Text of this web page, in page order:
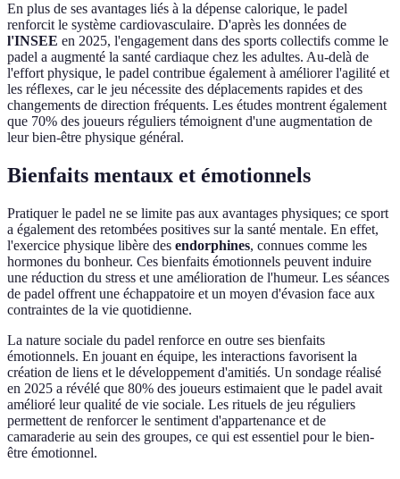
En plus de ses avantages liés à la dépense calorique, le padel
renforcit le système cardiovasculaire. D'après les données de
l'INSEE en 2025, l'engagement dans des sports collectifs comme le
padel a augmenté la santé cardiaque chez les adultes. Au-delà de
l'effort physique, le padel contribue également à améliorer l'agilité et
les réflexes, car le jeu nécessite des déplacements rapides et des
changements de direction fréquents. Les études montrent également
que 70% des joueurs réguliers témoignent d'une augmentation de
leur bien-être physique général.
Bienfaits mentaux et émotionnels
Pratiquer le padel ne se limite pas aux avantages physiques; ce sport
a également des retombées positives sur la santé mentale. En effet,
l'exercice physique libère des endorphines, connues comme les
hormones du bonheur. Ces bienfaits émotionnels peuvent induire
une réduction du stress et une amélioration de l'humeur. Les séances
de padel offrent une échappatoire et un moyen d'évasion face aux
contraintes de la vie quotidienne.
La nature sociale du padel renforce en outre ses bienfaits
émotionnels. En jouant en équipe, les interactions favorisent la
création de liens et le développement d'amitiés. Un sondage réalisé
en 2025 a révélé que 80% des joueurs estimaient que le padel avait
amélioré leur qualité de vie sociale. Les rituels de jeu réguliers
permettent de renforcer le sentiment d'appartenance et de
camaraderie au sein des groupes, ce qui est essentiel pour le bien-
être émotionnel.